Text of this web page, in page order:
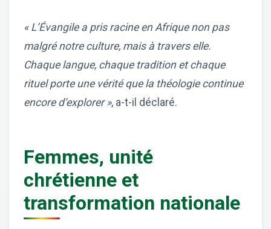
« L’Évangile a pris racine en Afrique non pas
malgré notre culture, mais à travers elle.
Chaque langue, chaque tradition et chaque
rituel porte une vérité que la théologie continue
encore d’explorer », a-t-il déclaré.
Femmes, unité
chrétienne et
transformation nationale